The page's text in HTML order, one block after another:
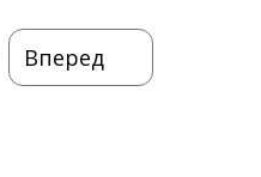
Вперед